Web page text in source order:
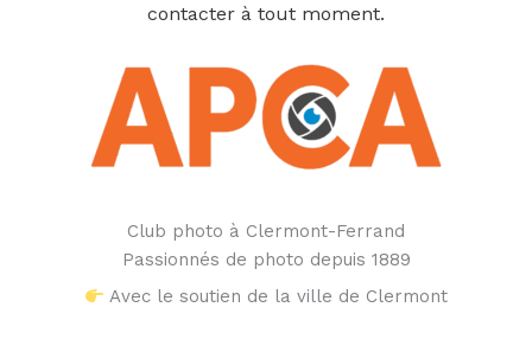
contacter à tout moment.
Club photo à Clermont-Ferrand
Passionnés de photo depuis 1889
Avec le soutien de la ville de Clermont